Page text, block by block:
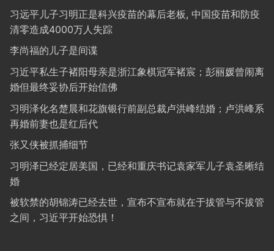
习远平儿子习明正是科兴疫苗的幕后老板, 中国疫苗和防疫
清零造成4000万人失踪
李尚福的儿子是间谍
习近平私生子褚阳母亲是浙江象棋冠军褚宸；彭丽媛曾闹离
婚但最终妥协后开始信佛
习明泽化名楚晨和花旗银行前副总裁卢洪峰结婚；卢洪峰系
再婚前妻也是红后代
张又侠被抓捕细节
习明泽已经定居美国，已经和重庆书记袁家军儿子袁圣晰结
婚
被软禁的胡锦涛已经去世，宣布不宣布就在于拔管与不拔管
之间，习近平开始恐惧！